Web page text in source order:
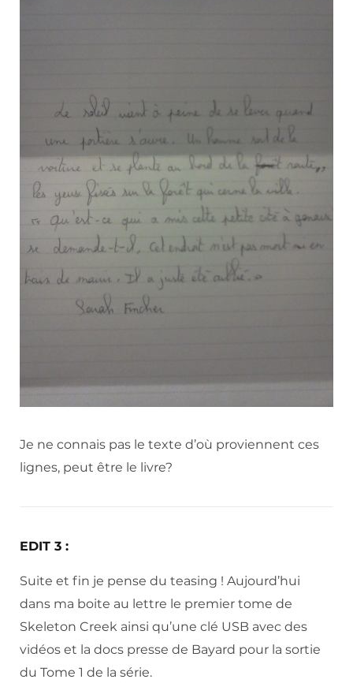
Je ne connais pas le texte d’où proviennent ces
lignes, peut être le livre?
EDIT 3 :
Suite et fin je pense du teasing ! Aujourd’hui
dans ma boite au lettre le premier tome de
Skeleton Creek ainsi qu’une clé USB avec des
vidéos et la docs presse de Bayard pour la sortie
du Tome 1 de la série.